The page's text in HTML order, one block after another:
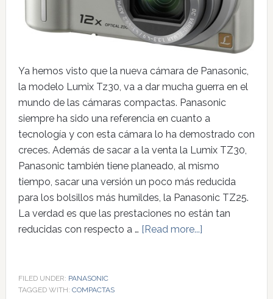
Ya hemos visto que la nueva cámara de Panasonic,
la modelo Lumix Tz30, va a dar mucha guerra en el
mundo de las cámaras compactas. Panasonic
siempre ha sido una referencia en cuanto a
tecnología y con esta cámara lo ha demostrado con
creces. Además de sacar a la venta la Lumix TZ30,
Panasonic también tiene planeado, al mismo
tiempo, sacar una versión un poco más reducida
para los bolsillos más humildes, la Panasonic TZ25.
La verdad es que las prestaciones no están tan
reducidas con respecto a … [Read more...]
FILED UNDER: PANASONIC
TAGGED WITH: COMPACTAS